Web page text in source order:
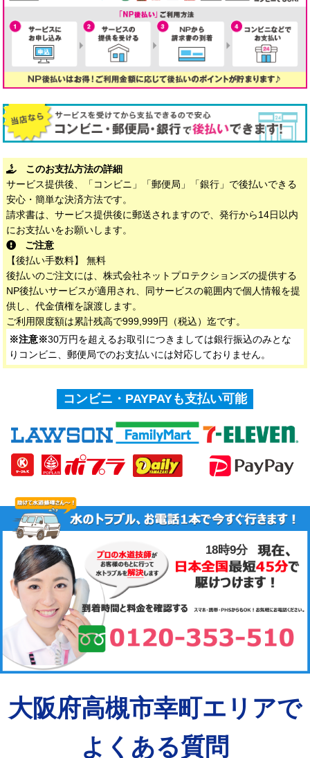
このお支払方法の詳細
サービス提供後、「コンビニ」「郵便局」「銀行」で後払いできる
安心・簡単な決済方法です。
請求書は、サービス提供後に郵送されますので、発行から14日以内
にお支払いをお願いします。
ご注意
【後払い手数料】 無料
後払いのご注文には、株式会社ネットプロテクションズの提供する
NP後払いサービスが適用され、同サービスの範囲内で個人情報を提
供し、代金債権を譲渡します。
ご利用限度額は累計残高で999,999円（税込）迄です。
※注意※30万円を超えるお取引につきましては銀行振込のみとな
りコンビニ、郵便局でのお支払いには対応しておりません。
コンビニ・PAYPAYも支払い可能
18時9分
大阪府高槻市幸町エリアで
よくある質問